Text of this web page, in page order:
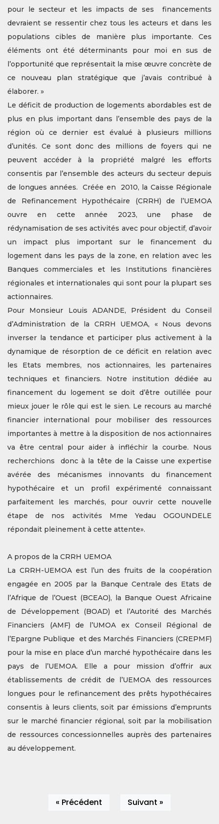
pour le secteur et les impacts de ses financements
devraient se ressentir chez tous les acteurs et dans les
populations cibles de manière plus importante. Ces
éléments ont été déterminants pour moi en sus de
l’opportunité que représentait la mise œuvre concrète de
ce nouveau plan stratégique que j’avais contribué à
élaborer. »
Le déficit de production de logements abordables est de
plus en plus important dans l’ensemble des pays de la
région où ce dernier est évalué à plusieurs millions
d’unités. Ce sont donc des millions de foyers qui ne
peuvent accéder à la propriété malgré les efforts
consentis par l’ensemble des acteurs du secteur depuis
de longues années. Créée en 2010, la Caisse Régionale
de Refinancement Hypothécaire (CRRH) de l’UEMOA
ouvre en cette année 2023, une phase de
rédynamisation de ses activités avec pour objectif, d’avoir
un impact plus important sur le financement du
logement dans les pays de la zone, en relation avec les
Banques commerciales et les Institutions financières
régionales et internationales qui sont pour la plupart ses
actionnaires.
Pour Monsieur Louis ADANDE, Président du Conseil
d’Administration de la CRRH UEMOA, « Nous devons
inverser la tendance et participer plus activement à la
dynamique de résorption de ce déficit en relation avec
les Etats membres, nos actionnaires, les partenaires
techniques et financiers. Notre institution dédiée au
financement du logement se doit d’être outillée pour
mieux jouer le rôle qui est le sien. Le recours au marché
financier international pour mobiliser des ressources
importantes à mettre à la disposition de nos actionnaires
va être central pour aider à infléchir la courbe. Nous
recherchions donc à la tête de la Caisse une expertise
avérée des mécanismes innovants du financement
hypothécaire et un profil expérimenté connaissant
parfaitement les marchés, pour ouvrir cette nouvelle
étape de nos activités Mme Yedau OGOUNDELE
répondait pleinement à cette attente».
A propos de la CRRH UEMOA
La CRRH-UEMOA est l’un des fruits de la coopération
engagée en 2005 par la Banque Centrale des Etats de
l’Afrique de l’Ouest (BCEAO), la Banque Ouest Africaine
de Développement (BOAD) et l’Autorité des Marchés
Financiers (AMF) de l’UMOA ex Conseil Régional de
l’Epargne Publique et des Marchés Financiers (CREPMF)
pour la mise en place d’un marché hypothécaire dans les
pays de l’UEMOA. Elle a pour mission d’offrir aux
établissements de crédit de l’UEMOA des ressources
longues pour le refinancement des prêts hypothécaires
consentis à leurs clients, soit par émissions d’emprunts
sur le marché financier régional, soit par la mobilisation
de ressources concessionnelles auprès des partenaires
au développement.
« Précédent Suivant »